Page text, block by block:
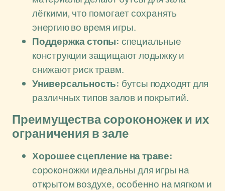
лёгкими, что помогает сохранять
энергию во время игры.
Поддержка стопы: специальные
конструкции защищают лодыжку и
снижают риск травм.
Универсальность: бутсы подходят для
различных типов залов и покрытий.
Преимущества сороконожек и их
ограничения в зале
Хорошее сцепление на траве:
сороконожки идеальны для игры на
открытом воздухе, особенно на мягком и